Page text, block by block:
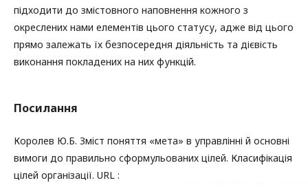
підходити до змістовного наповнення кожного з
окреслених нами елементів цього статусу, адже від цього
прямо залежать їх безпосередня діяльність та дієвість
виконання покладених на них функцій.
Посилання
Королев Ю.Б. Зміст поняття «мета» в управлінні й основні
вимоги до правильно сформульованих цілей. Класифікація
цілей організації. URL :